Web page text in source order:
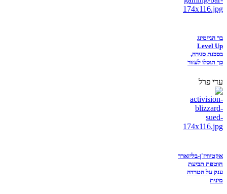
בר הגיימינג
Level Up
בסכנת סגירה,
כך תוכלו לעזור
עדי פרל
אקטיוויז'ן-בליזארד
חוטפת תביעת
ענק על הטרדה
מינית